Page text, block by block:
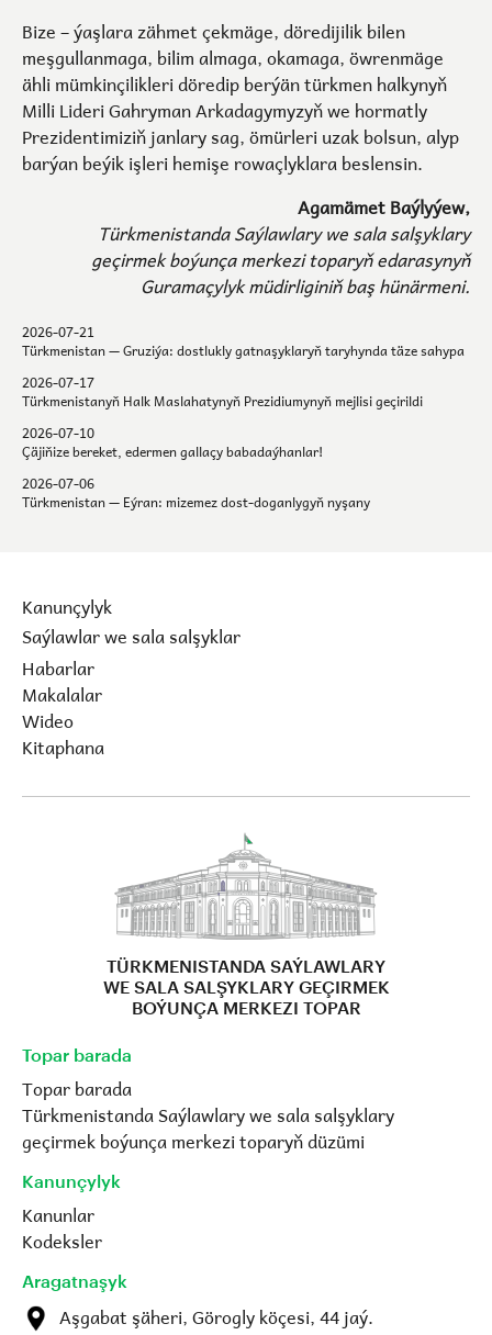
Bize – ýaşlara zähmet çekmäge, döredijilik bilen
meşgullanmaga, bilim almaga, okamaga, öwrenmäge
ähli mümkinçilikleri döredip berýän türkmen halkynyň
Milli Lideri Gahryman Arkadagymyzyň we hormatly
Prezidentimiziň janlary sag, ömürleri uzak bolsun, alyp
barýan beýik işleri hemişe rowaçlyklara beslensin.
Agamämet Baýlyýew,
Türkmenistanda Saýlawlary we sala salşyklary
geçirmek boýunça merkezi toparyň edarasynyň
Guramaçylyk müdirliginiň baş hünärmeni.
2026-07-21
Türkmenistan — Gruziýa: dostlukly gatnaşyklaryň taryhynda täze sahypa
2026-07-17
Türkmenistanyň Halk Maslahatynyň Prezidiumynyň mejlisi geçirildi
2026-07-10
Çäjiňize bereket, edermen gallaçy babadaýhanlar!
2026-07-06
Türkmenistan — Eýran: mizemez dost-doganlygyň nyşany
Kanunçylyk
Saýlawlar we sala salşyklar
Habarlar
Makalalar
Wideo
Kitaphana
TÜRKMENISTANDA SAÝLAWLARY
WE SALA SALŞYKLARY GEÇIRMEK
BOÝUNÇA MERKEZI TOPAR
Topar barada
Topar barada
Türkmenistanda Saýlawlary we sala salşyklary
geçirmek boýunça merkezi toparyň düzümi
Kanunçylyk
Kanunlar
Kodeksler
Aragatnaşyk
Aşgabat şäheri, Görogly köçesi, 44 jaý.